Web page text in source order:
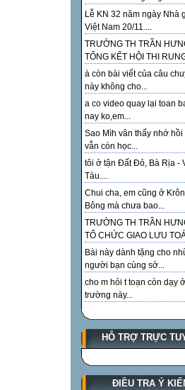
Lễ KN 32 năm ngày Nhà
Việt Nam 20/11....
TRƯỜNG TH TRẦN
TỔNG KẾT HỘI THI
à còn bài viết của câu
này không cho...
a co video quay lại toan
nay ko,em...
Sao Mìh vân thấy nhớ hồi
vẫn còn học...
tôi ở tận Đất Đỏ, Bà Rịa -
Tàu....
Chui cha, em cũng ở
Bông mà chưa bao...
TRƯỜNG TH TRẦN
TỔ CHỨC GIAO LƯU
Bài này dành tặng cho
người bạn cùng sở...
cho m hỏi t toạn còn dạy ở
trường này...
HỖ TRỢ TRỰC
ĐIỀU TRA Ý